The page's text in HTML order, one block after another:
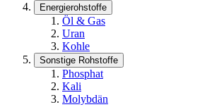
Energierohstoffe
Öl & Gas
Uran
Kohle
Sonstige Rohstoffe
Phosphat
Kali
Molybdän